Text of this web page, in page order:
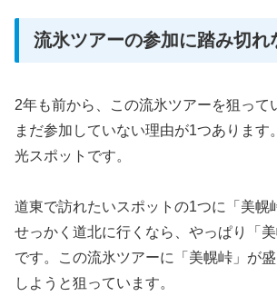
流氷ツアーの参加に踏み切れ
2年も前から、この流氷ツアーを狙って
まだ参加していない理由が1つあります
光スポットです。
道東で訪れたいスポットの1つに「美幌
せっかく道北に行くなら、やっぱり「
です。この流氷ツアーに「美幌峠」が
しようと狙っています。